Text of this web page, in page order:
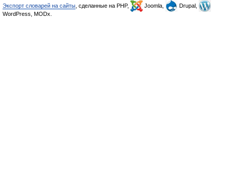
Экспорт словарей на сайты , сделанные на PHP, Joomla,
Drupal,
WordPress, MODx.